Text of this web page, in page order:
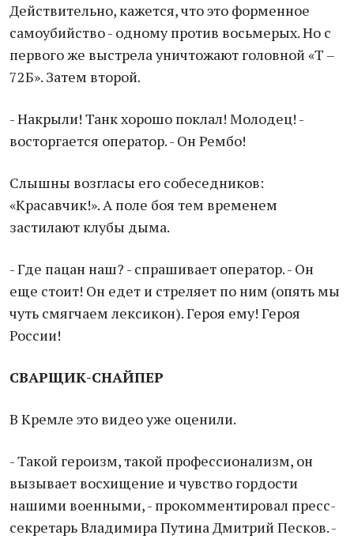
Действительно, кажется, что это форменное
самоубийство - одному против восьмерых. Но с
первого же выстрела уничтожают головной «Т –
72Б». Затем второй.
- Накрыли! Танк хорошо поклал! Молодец! -
восторгается оператор. - Он Рембо!
Слышны возгласы его собеседников:
«Красавчик!». А поле боя тем временем
застилают клубы дыма.
- Где пацан наш? - спрашивает оператор. - Он
еще стоит! Он едет и стреляет по ним (опять мы
чуть смягчаем лексикон). Героя ему! Героя
России!
СВАРЩИК-СНАЙПЕР
В Кремле это видео уже оценили.
- Такой героизм, такой профессионализм, он
вызывает восхищение и чувство гордости
нашими военными, - прокомментировал пресс-
секретарь Владимира Путина Дмитрий Песков. -